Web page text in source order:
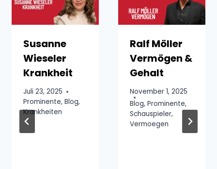
Susanne
Wieseler
Krankheit
Juli 23, 2025
Prominente, Blog,
Krankheiten
Ralf Möller
Vermögen &
Gehalt
November 1, 2025
Blog, Prominente,
Schauspieler,
Vermoegen